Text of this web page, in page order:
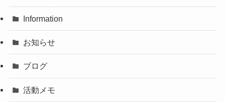
Information
お知らせ
ブログ
活動メモ